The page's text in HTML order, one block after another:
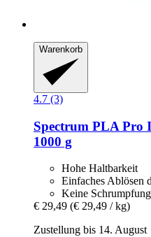
Warenkorb
4.7 (3)
Spectrum PLA Pro
1000 g
Hohe Haltbarkeit
Einfaches Ablösen
Keine Schrumpfung
€ 29,49 (€ 29,49 / kg)
Zustellung bis 14. August